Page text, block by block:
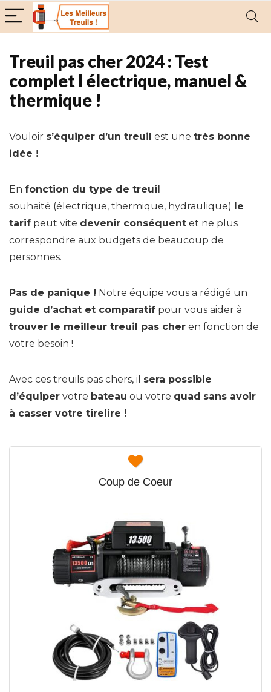
Treuil pas cher 2024 : Test
complet l électrique, manuel &
thermique !
Vouloir s’équiper d’un treuil est une très bonne
idée !
En fonction du type de treuil
souhaité (électrique, thermique, hydraulique) le
tarif peut vite devenir conséquent et ne plus
correspondre aux budgets de beaucoup de
personnes.
Pas de panique ! Notre équipe vous a rédigé un
guide d’achat et comparatif pour vous aider à
trouver le meilleur treuil pas cher en fonction de
votre besoin !
Avec ces treuils pas chers, il sera possible
d’équiper votre bateau ou votre quad sans avoir
à casser votre tirelire !
Coup de Coeur